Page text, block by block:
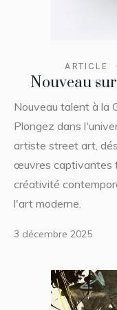
ARTICLE
Nouveau
Nouveau talent à la
Plongez dans
artiste street art,
œuvres captivantes
créativité
l'art moderne.
3 décembre 2025